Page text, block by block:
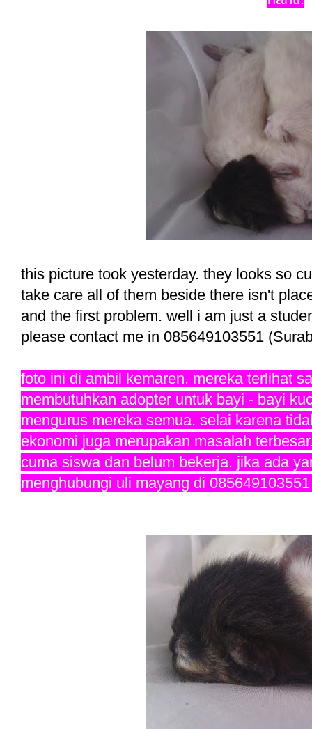
this picture took yesterday. they looks so
take care all of them beside there isn't
and the first problem. well i am just a
please contact me in 085649103551
foto ini di ambil kemaren. mereka terlihat
membutuhkan adopter untuk bayi - bayi
mengurus mereka semua. selai karena
ekonomi juga merupakan masalah
cuma siswa dan belum bekerja. jika ada
menghubungi uli mayang di